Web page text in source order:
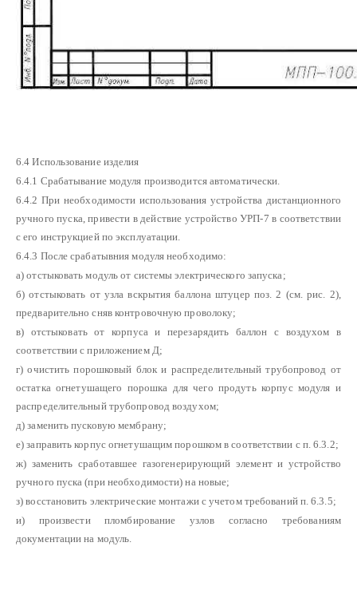
6.4 Использование изделия
6.4.1 Срабатывание модуля производится автоматически.
6.4.2 При необходимости использования устройства дистанционного
ручного пуска, привести в действие устройство УРП-7 в соответствии
с его инструкцией по эксплуатации.
6.4.3 После срабатывния модуля необходимо:
а) отстыковать модуль от системы электрического запуска;
б) отстыковать от узла вскрытия баллона штуцер поз. 2 (см. рис. 2),
предварительно сняв контровочную проволоку;
в) отстыковать от корпуса и перезарядить баллон с воздухом в
соответствии с приложением Д;
г) очистить порошковый блок и распределительный трубопровод от
остатка огнетушащего порошка для чего продуть корпус модуля и
распределительный трубопровод воздухом;
д) заменить пусковую мембрану;
е) заправить корпус огнетушащим порошком в соответствии с п. 6.3.2;
ж) заменить сработавшее газогенерирующий элемент и устройство
ручного пуска (при необходимости) на новые;
з) восстановить электрические монтажи с учетом требований п. 6.3.5;
и) произвести пломбирование узлов согласно требованиям
документации на модуль.